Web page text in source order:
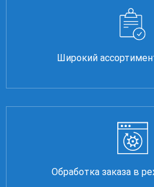
Широкий
Обработка заказа в